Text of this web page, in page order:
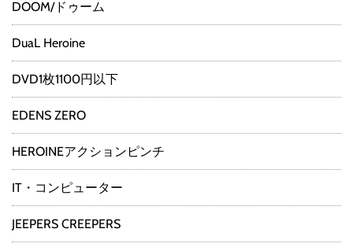
DOOM/ドゥーム
DuaL Heroine
DVD1枚1100円以下
EDENS ZERO
HEROINEアクションピンチ
IT・コンピューター
JEEPERS CREEPERS